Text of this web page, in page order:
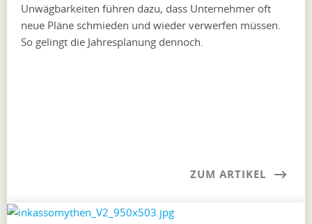
Unwägbarkeiten führen dazu, dass Unternehmer oft
neue Pläne schmieden und wieder verwerfen müssen.
So gelingt die Jahresplanung dennoch.
ZUM ARTIKEL